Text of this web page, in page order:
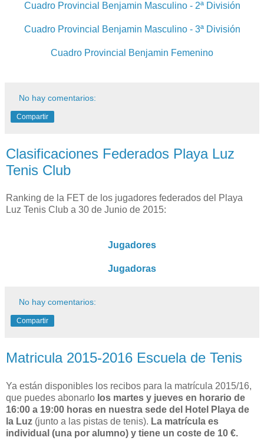
Cuadro Provincial Benjamin Masculino - 2ª División
Cuadro Provincial Benjamin Masculino - 3ª División
Cuadro Provincial Benjamin Femenino
No hay comentarios:
Compartir
Clasificaciones Federados Playa Luz
Tenis Club
Ranking de la FET de los jugadores federados del Playa
Luz Tenis Club a 30 de Junio de 2015:
Jugadores
Jugadoras
No hay comentarios:
Compartir
Matricula 2015-2016 Escuela de Tenis
Ya están disponibles los recibos para la matrícula 2015/16,
que puedes abonarlo los martes y jueves en horario de
16:00 a 19:00 horas en nuestra sede del Hotel Playa de
la Luz (junto a las pistas de tenis). La matrícula es
individual (una por alumno) y tiene un coste de 10 €.